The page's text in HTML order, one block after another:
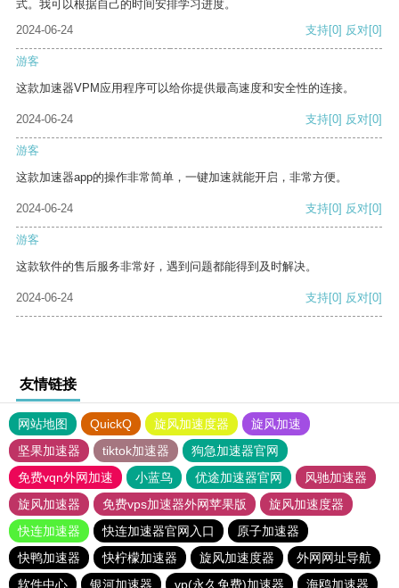
式。我可以根据自己的时间安排学习进度。
2024-06-24
支持[0] 反对[0]
游客
这款加速器VPM应用程序可以给你提供最高速度和安全性的连接。
2024-06-24 支持[0] 反对[0]
游客
这款加速器app的操作非常简单，一键加速就能开启，非常方便。
2024-06-24 支持[0] 反对[0]
游客
这款软件的售后服务非常好，遇到问题都能得到及时解决。
2024-06-24 支持[0] 反对[0]
友情链接
网站地图 QuickQ 旋风加速度器
旋风加速
坚果加速器
tiktok加速器
狗急加速器官网
免费vqn外网加速
小蓝鸟 优途加速器官网
风驰加速器
旋风加速器
免费vps加速器外网苹果版
旋风加速度器
快连加速器
快连加速器官网入口
原子加速器
快鸭加速器
快柠檬加速器 旋风加速度器
外网网址导航
软件中心
银河加速器 vp(永久免费)加速器 海鸥加速器